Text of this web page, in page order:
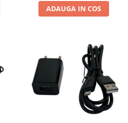
ADAUGA IN COS